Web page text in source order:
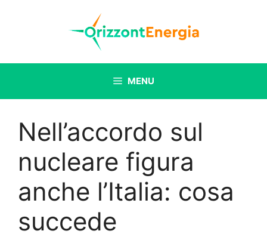
MENU
Nell’accordo sul
nucleare figura
anche l’Italia: cosa
succede